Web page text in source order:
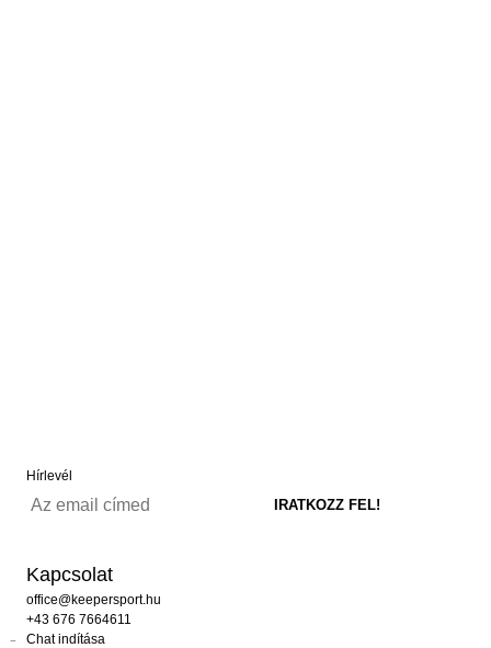
Hírlevél
Kapcsolat
office@keepersport.hu
+43 676 7664611
Chat indítása